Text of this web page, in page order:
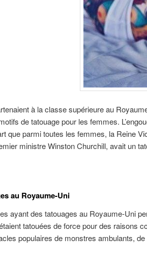
à la classe supérieure au
de tatouage pour les femmes.
que parmi toutes les femmes, la Reine
ministre Winston Churchill, avait un
au Royaume-Uni
ayant des tatouages au Royaume-Uni
tatouées de force pour des raisons
populaires de monstres ambulants,